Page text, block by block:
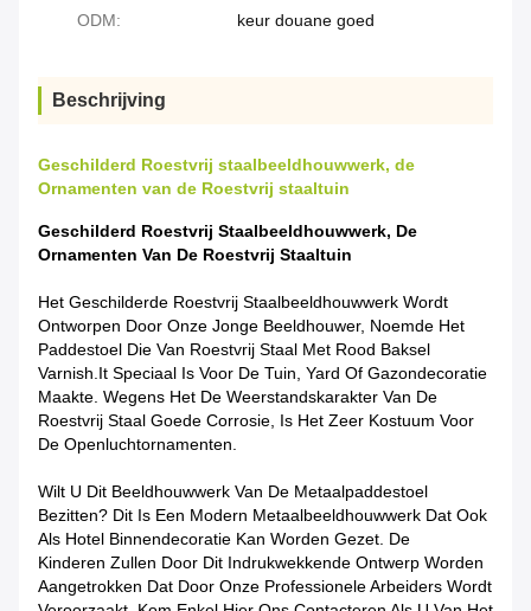
ODM: keur douane goed
Beschrijving
Geschilderd Roestvrij staalbeeldhouwwerk, de
Ornamenten van de Roestvrij staaltuin
Geschilderd Roestvrij Staalbeeldhouwwerk, De
Ornamenten Van De Roestvrij Staaltuin
Het Geschilderde Roestvrij Staalbeeldhouwwerk Wordt
Ontworpen Door Onze Jonge Beeldhouwer, Noemde Het
Paddestoel Die Van Roestvrij Staal Met Rood Baksel
Varnish.it Speciaal Is Voor De Tuin, Yard Of Gazondecoratie
Maakte. Wegens Het De Weerstandskarakter Van De
Roestvrij Staal Goede Corrosie, Is Het Zeer Kostuum Voor
De Openluchtornamenten.
Wilt U Dit Beeldhouwwerk Van De Metaalpaddestoel
Bezitten? Dit Is Een Modern Metaalbeeldhouwwerk Dat Ook
Als Hotel Binnendecoratie Kan Worden Gezet. De
Kinderen Zullen Door Dit Indrukwekkende Ontwerp Worden
Aangetrokken Dat Door Onze Professionele Arbeiders Wordt